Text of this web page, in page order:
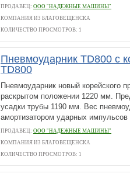
ПРОДАВЕЦ: ООО "НАДЕЖНЫЕ МАШИНЫ"
КОМПАНИЯ ИЗ БЛАГОВЕЩЕНСКА
КОЛИЧЕСТВО ПРОСМОТРОВ: 1
Пневмоударник TD800 с
TD800
Пневмоударник новый корейского
раскрытом положении 1220 мм.
усадки трубы 1190 мм. Вес
амортизатором ударных импульсов
ПРОДАВЕЦ: ООО "НАДЕЖНЫЕ МАШИНЫ"
КОМПАНИЯ ИЗ БЛАГОВЕЩЕНСКА
КОЛИЧЕСТВО ПРОСМОТРОВ: 1